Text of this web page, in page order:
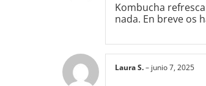
Kombucha
nada. En breve os
Laura S.– junio 7, 2025